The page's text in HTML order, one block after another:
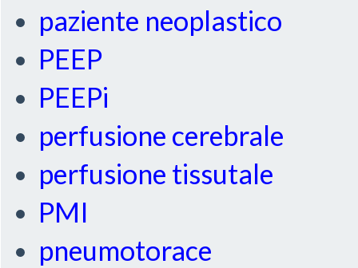
paziente neoplastico
PEEP
PEEPi
perfusione cerebrale
perfusione tissutale
PMI
pneumotorace